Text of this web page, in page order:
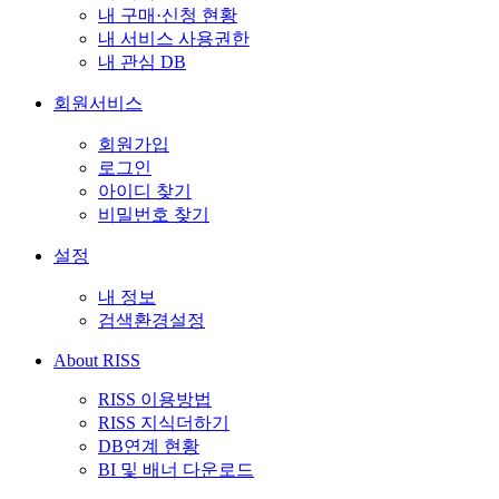
내 구매·신청 현황
내 서비스 사용권한
내 관심 DB
회원서비스
회원가입
로그인
아이디 찾기
비밀번호 찾기
설정
내 정보
검색환경설정
About RISS
RISS 이용방법
RISS 지식더하기
DB연계 현황
BI 및 배너 다운로드